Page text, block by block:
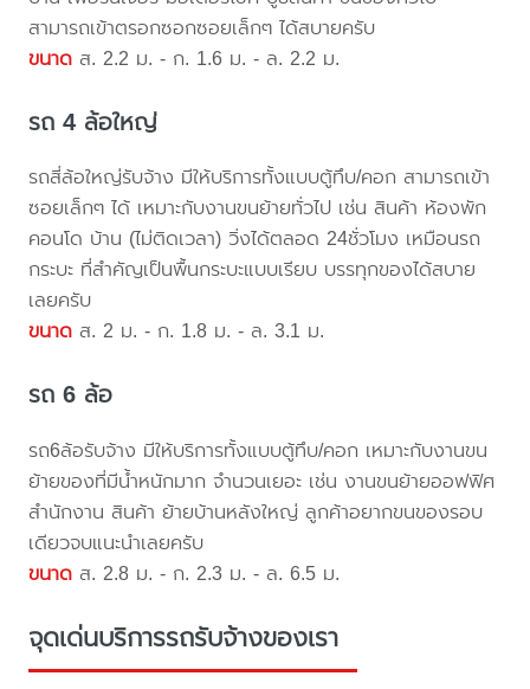
สามารถเข้าตรอกซอกซอยเล็กๆ ได้สบายครับ
ขนาด ส. 2.2 ม. - ก. 1.6 ม. - ล. 2.2 ม.
รถ 4 ล้อใหญ่
รถสี่ล้อใหญ่รับจ้าง มีให้บริการทั้งแบบตู้ทึบ/คอก สามารถเข้า
ซอยเล็กๆ ได้ เหมาะกับงานขนย้ายทั่วไป เช่น สินค้า ห้องพัก
คอนโด บ้าน (ไม่ติดเวลา) วิ่งได้ตลอด 24ชั่วโมง เหมือนรถ
กระบะ ที่สำคัญเป็นพื้นกระบะแบบเรียบ บรรทุกของได้สบาย
เลยครับ
ขนาด ส. 2 ม. - ก. 1.8 ม. - ล. 3.1 ม.
รถ 6 ล้อ
รถ6ล้อรับจ้าง มีให้บริการทั้งแบบตู้ทึบ/คอก เหมาะกับงานขน
ย้ายของที่มีน้ำหนักมาก จำนวนเยอะ เช่น งานขนย้ายออฟฟิศ
สำนักงาน สินค้า ย้ายบ้านหลังใหญ่ ลูกค้าอยากขนของรอบ
เดียวจบแนะนำเลยครับ
ขนาด ส. 2.8 ม. - ก. 2.3 ม. - ล. 6.5 ม.
จุดเด่นบริการรถรับจ้างของเรา